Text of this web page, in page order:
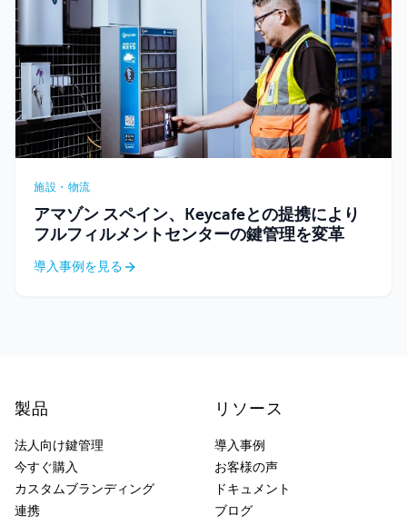
施設・物流
アマゾン スペイン、Keycafeとの提携により
フルフィルメントセンターの鍵管理を変革
導入事例を見る
製品
法人向け鍵管理
今すぐ購入
カスタムブランディング
連携
リソース
導入事例
お客様の声
ドキュメント
ブログ